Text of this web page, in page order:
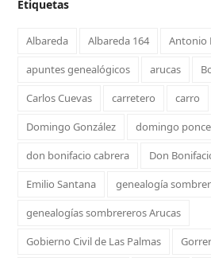
Etiquetas
Albareda Albareda 164
Antonio
apuntes genealógicos
arucas
Carlos Cuevas
carretero carro
Domingo González
domingo ponce
don bonifacio cabrera
Don
Emilio Santana
genealogía
genealogías sombrereros Arucas
Gobierno Civil de Las Palmas